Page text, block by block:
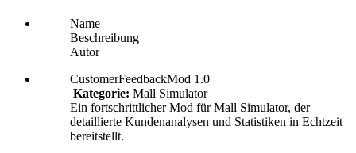
Name
Beschreibung
Autor
CustomerFeedbackMod 1.0
Kategorie: Mall Simulator
Ein fortschrittlicher Mod für Mall Simulator, der
detaillierte Kundenanalysen und Statistiken in Echtzeit
bereitstellt.